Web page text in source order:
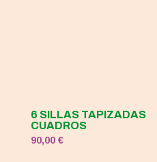
6 SILLAS TAPIZADAS
CUADROS
90,00 €